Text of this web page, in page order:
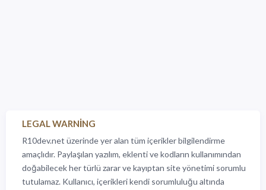
LEGAL WARNING
R10dev.net üzerinde yer alan tüm içerikler bilgilendirme
amaçlıdır. Paylaşılan yazılım, eklenti ve kodların kullanımından
doğabilecek her türlü zarar ve kayıptan site yönetimi sorumlu
tutulamaz. Kullanıcı, içerikleri kendi sorumluluğu altında